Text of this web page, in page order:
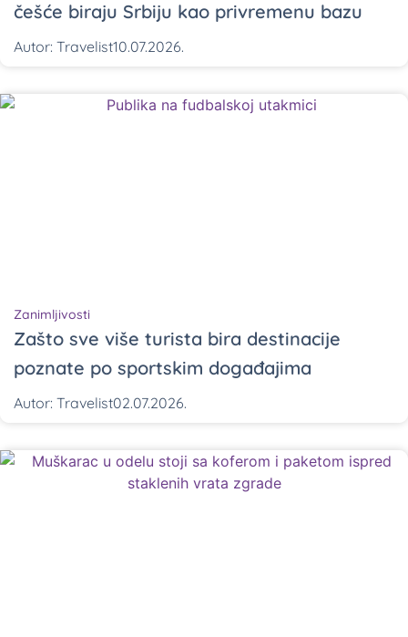
češće biraju Srbiju kao privremenu bazu
Autor: Travelist10.07.2026.
Zanimljivosti
Zašto sve više turista bira destinacije
poznate po sportskim događajima
Autor: Travelist02.07.2026.